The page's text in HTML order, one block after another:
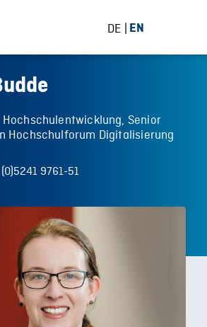
DE EN
Hochschulentwicklung, Senior
Hochschulforum Digitalisierung
9761-51